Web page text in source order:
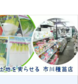
らせ 店舗概要